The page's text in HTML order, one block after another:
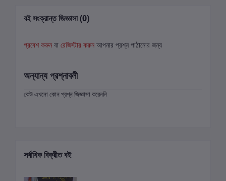
বই সংক্রান্ত জিজ্ঞাসা (0)
প্রবেশ করুন বা রেজিস্টার করুন আপনার প্রশ্ন পাঠানোর জন্য
অন্যান্য প্রশ্নাবলী
কেউ এখনো কোন প্রশ্ন জিজ্ঞাসা করেননি
সর্বাধিক বিক্রীত বই